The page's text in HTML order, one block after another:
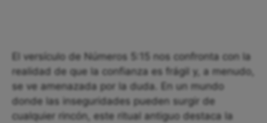
El versículo de Números 5:15 nos confronta con la
realidad de que la confianza es frágil y, a menudo,
se ve amenazada por la duda. En un mundo
donde las inseguridades pueden surgir de
cualquier rincón, este ritual antiguo destaca la